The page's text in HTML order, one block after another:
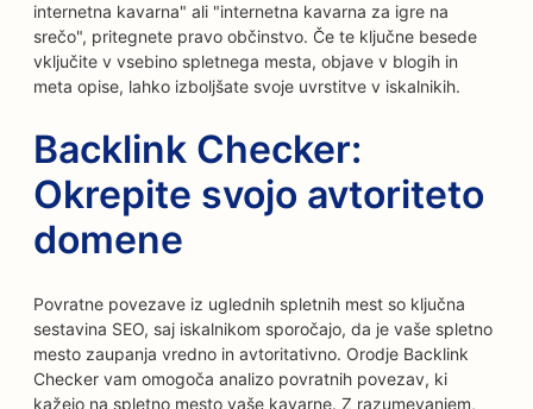
internetna kavarna" ali "internetna kavarna za igre na
srečo", pritegnete pravo občinstvo. Če te ključne besede
vključite v vsebino spletnega mesta, objave v blogih in
meta opise, lahko izboljšate svoje uvrstitve v iskalnikih.
Backlink Checker:
Okrepite svojo avtoriteto
domene
Povratne povezave iz uglednih spletnih mest so ključna
sestavina SEO, saj iskalnikom sporočajo, da je vaše spletno
mesto zaupanja vredno in avtoritativno. Orodje Backlink
Checker vam omogoča analizo povratnih povezav, ki
kažejo na spletno mesto vaše kavarne. Z razumevanjem,